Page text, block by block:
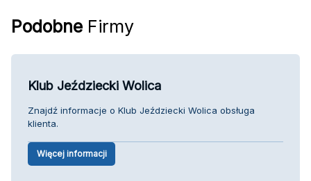
Podobne Firmy
Klub Jeździecki Wolica
Znajdź informacje o Klub Jeździecki Wolica obsługa
klienta.
Więcej informacji